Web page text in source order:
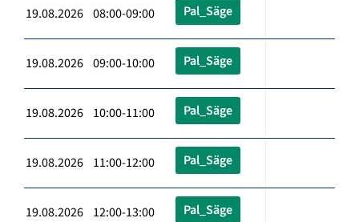
19.08.2026 08:00-09:00 Pal_Säge
19.08.2026 09:00-10:00 Pal_Säge
19.08.2026 10:00-11:00 Pal_Säge
19.08.2026 11:00-12:00 Pal_Säge
19.08.2026 12:00-13:00 Pal_Säge